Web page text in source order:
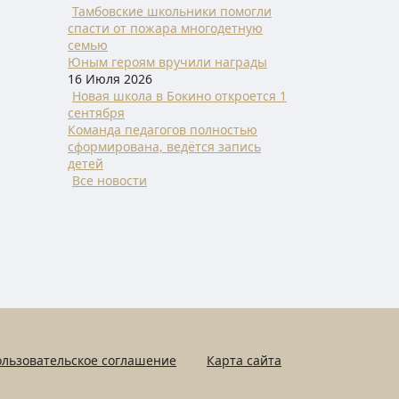
Тамбовские школьники помогли
спасти от пожара многодетную
семью
Юным героям вручили награды
16 Июля 2026
Новая школа в Бокино откроется 1
сентября
Команда педагогов полностью
сформирована, ведётся запись
детей
Все новости
соглашение Карта сайта